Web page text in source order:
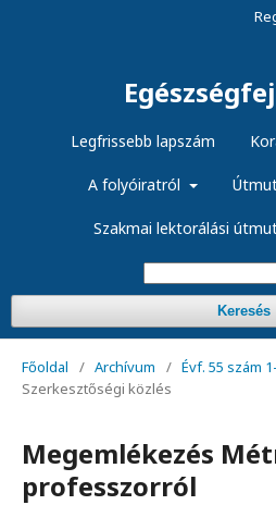
Legfrissebb lapszám
A folyóiratról
Szakmai lektorálási
Keresés
Főoldal / Archívum / Évf. 55 szám
Szerkesztőségi közlés
Megemlékezés
professzorról